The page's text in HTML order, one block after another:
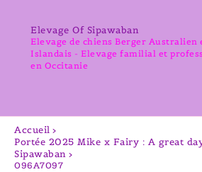
contenuElevage Of Sipawaban
Elevage de chiens Berger Australien
Islandais - Elevage familial et
en Occitanie
Accueil
Portée 2025 Mike x Fairy : A great
Sipawaban
096A7097